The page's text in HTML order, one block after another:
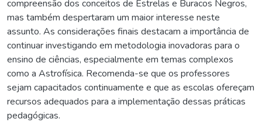
compreensão dos conceitos de Estrelas e Buracos Negros,
mas também despertaram um maior interesse neste
assunto. As considerações finais destacam a importância de
continuar investigando em metodologia inovadoras para o
ensino de ciências, especialmente em temas complexos
como a Astrofísica. Recomenda-se que os professores
sejam capacitados continuamente e que as escolas ofereçam
recursos adequados para a implementação dessas práticas
pedagógicas.